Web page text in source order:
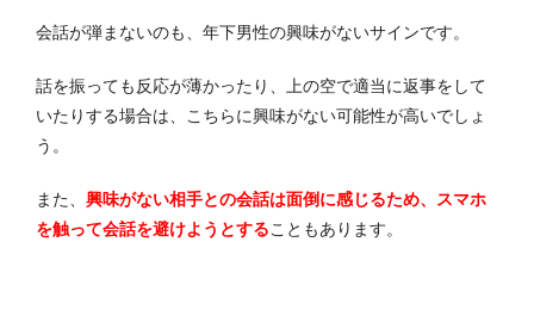
会話が弾まないのも、年下男性の興味がないサインです。
話を振っても反応が薄かったり、上の空で適当に返事をして
いたりする場合は、こちらに興味がない可能性が高いでしょ
う。
また、 興味がない相手との会話は面倒に感じるため、スマホ
を触って会話を避けようとすることもあります。